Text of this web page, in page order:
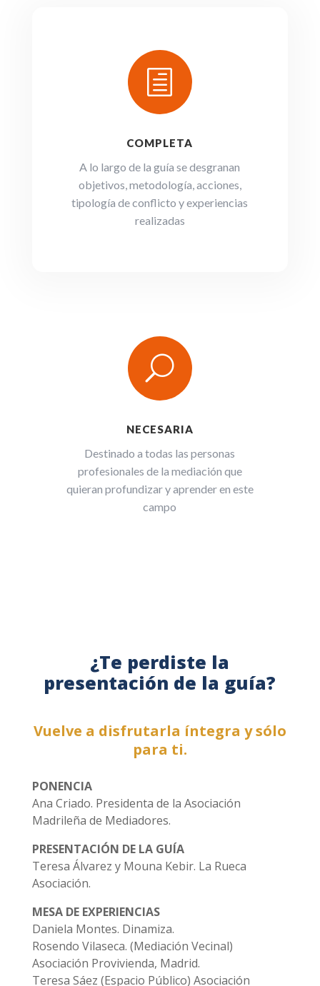
h
COMPLETA
A lo largo de la guía se desgranan
objetivos, metodología, acciones,
tipología de conflicto y experiencias
realizadas
U
NECESARIA
Destinado a todas las personas
profesionales de la mediación que
quieran profundizar y aprender en este
campo
¿Te perdiste la
presentación de la guía?
Vuelve a disfrutarla íntegra y sólo
para ti.
PONENCIA
Ana Criado. Presidenta de la Asociación
Madrileña de Mediadores.
PRESENTACIÓN DE LA GUÍA
Teresa Álvarez y Mouna Kebir. La Rueca
Asociación.
MESA DE EXPERIENCIAS
Daniela Montes. Dinamiza.
Rosendo Vilaseca. (Mediación Vecinal)
Asociación Provivienda, Madrid.
Teresa Sáez (Espacio Público) Asociación